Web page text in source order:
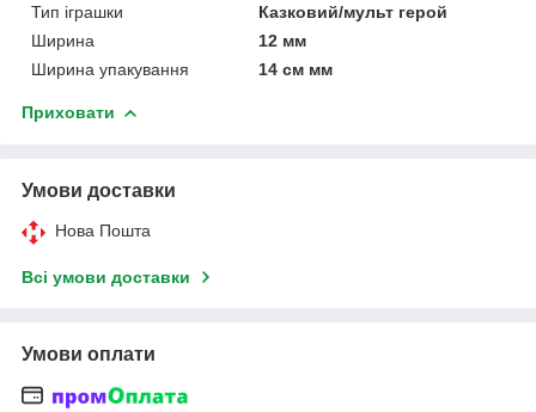
Тип іграшки
Казковий/мульт герой
Ширина
12 мм
Ширина упакування
14 см мм
Приховати
Умови доставки
Нова Пошта
Всі умови доставки
Умови оплати